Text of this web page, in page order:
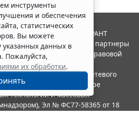
инструменты
и обеспечения
статистических
Вы можете
указанных данных в
Пожалуйста,
их обработки.
2026. Система ГАРАНТ
Компания "Гарант" и ее партнеры
Российской ассоциации правовой
в качестве сетевого
службой по надзору в сфере
технологий и массовых
Эл № ФС77-58365 от 18